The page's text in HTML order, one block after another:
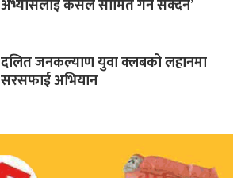
अभ्यासलाई कसैले सीमित गर्न सक्दैन’
दलित जनकल्याण युवा क्लबको लहानमा
सरसफाई अभियान